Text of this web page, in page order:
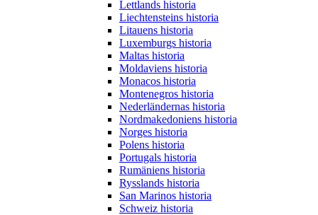
Lettlands historia
Liechtensteins historia
Litauens historia
Luxemburgs historia
Maltas historia
Moldaviens historia
Monacos historia
Montenegros historia
Nederländernas historia
Nordmakedoniens historia
Norges historia
Polens historia
Portugals historia
Rumäniens historia
Rysslands historia
San Marinos historia
Schweiz historia